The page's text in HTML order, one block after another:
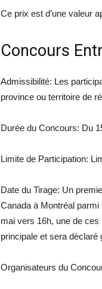
Ce prix est d’une valeur
Concours
Admissibilité: Les
province ou territoire de
Durée du Concours: Du
Limite de Participation:
Date du Tirage: Un
Canada à Montréal
mai vers 16h, une de ces
principale et sera déclaré
Organisateurs du